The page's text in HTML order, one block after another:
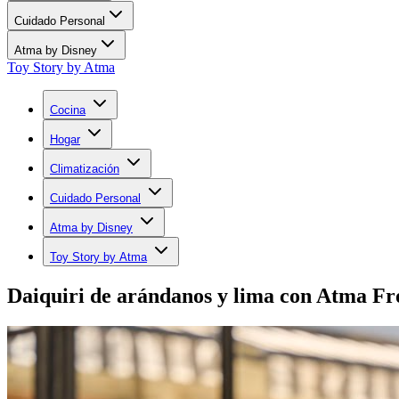
Cuidado Personal
Atma by Disney
Toy Story by Atma
Cocina
Hogar
Climatización
Cuidado Personal
Atma by Disney
Toy Story by Atma
Daiquiri de arándanos y lima con Atma